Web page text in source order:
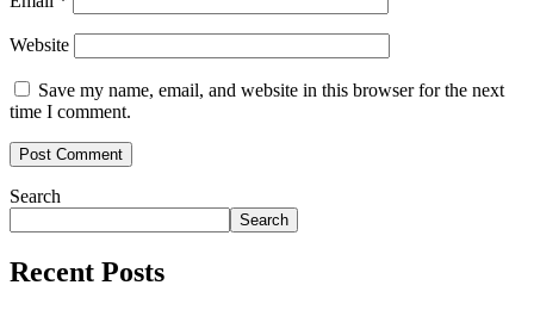
Website
Save my name, email, and website in this browser for the next
time I comment.
Search
Search
Recent Posts